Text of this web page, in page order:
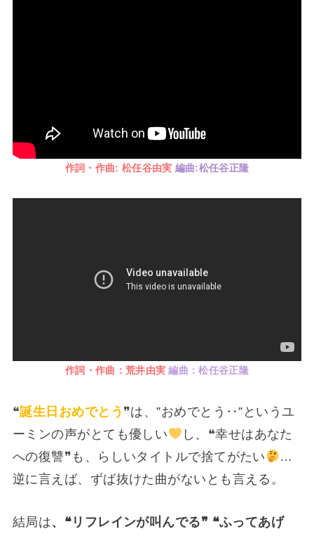
作詞・作曲: 松任谷由実 編曲:松任谷正隆
作詞・作曲：荒井由実編曲：松任谷正隆
❝誕生日おめでとう ❞は、”おめでとう‥”というユ
ーミンの声がとても優しい
し、❝幸せはあなた
への復讐❞も、らしいタイトルで捨てがたい
…
逆に言えば、ずば抜けた曲がないとも言える。
結局は、❝リフレインが叫んでる❞ ❝ふってあげ